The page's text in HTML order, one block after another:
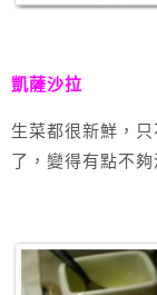
凱薩沙拉
生菜都很新鮮，
了，變得有點不夠